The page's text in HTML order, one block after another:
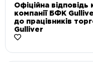
Офіційна
компанії БФК
до працівників
Gulliver